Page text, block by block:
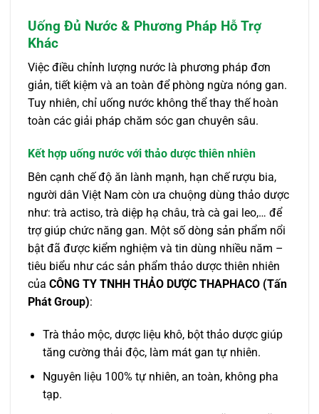
Uống Đủ Nước & Phương Pháp Hỗ Trợ
Khác
Việc điều chỉnh lượng nước là phương pháp đơn
giản, tiết kiệm và an toàn để phòng ngừa nóng gan.
Tuy nhiên, chỉ uống nước không thể thay thế hoàn
toàn các giải pháp chăm sóc gan chuyên sâu.
Kết hợp uống nước với thảo dược thiên nhiên
Bên cạnh chế độ ăn lành mạnh, hạn chế rượu bia,
người dân Việt Nam còn ưa chuộng dùng thảo dược
như: trà actiso, trà diệp hạ châu, trà cà gai leo,… để
trợ giúp chức năng gan. Một số dòng sản phẩm nổi
bật đã được kiểm nghiệm và tin dùng nhiều năm –
tiêu biểu như các sản phẩm thảo dược thiên nhiên
của CÔNG TY TNHH THẢO DƯỢC THAPHACO (Tấn
Phát Group):
Trà thảo mộc, dược liệu khô, bột thảo dược giúp
tăng cường thải độc, làm mát gan tự nhiên.
Nguyên liệu 100% tự nhiên, an toàn, không pha
tạp.